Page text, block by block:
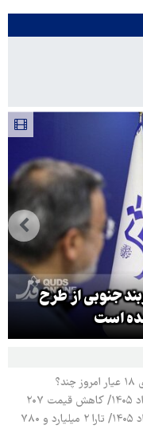
جنوبی از طرح
است
قیمت محصولات ایران خودرو دوشنبه ۱۹ مرداد ۱۴۰۵/ تارا ۲ میلیارد و ۷۸۰